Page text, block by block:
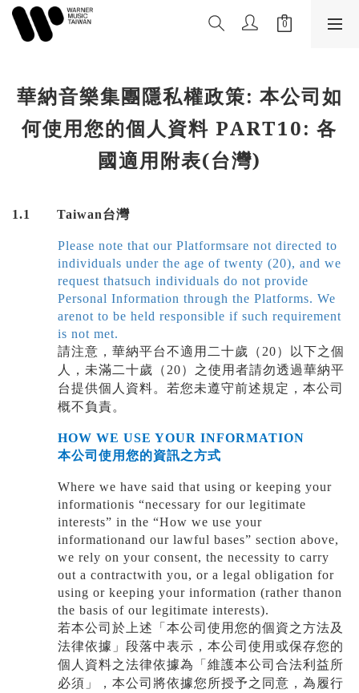
華納音樂集團隱私權政策: 本公司如
何使用您的個人資料 PART10: 各
國適用附表(台灣)
1.1 Taiwan台灣
Please note that our Platformsare not directed to
individuals under the age of twenty (20), and we
request thatsuch individuals do not provide
Personal Information through the Platforms. We
arenot to be held responsible if such requirement
is not met.
請注意，華納平台不適用二十歲（ 20）以下之個
人，未滿二十歲（ 20）之使用者請勿透過華納平
台提供個人資料。若您未遵守前述規定，本公司
概不負責。
HOW WE USE YOUR INFORMATION
本公司使用您的資訊之方式
Where we have said that using or keeping your
informationis “necessary for our legitimate
interests” in the “How we use your
informationand our lawful bases” section above,
we rely on your consent, the necessity to carry
out a contractwith you, or a legal obligation for
using or keeping your information (rather thanon
the basis of our legitimate interests).
若本公司於上述「本公司使用您的個資之方法及
法律依據」段落中表示，本公司使用或保存您的
個人資料之法律依據為「維護本公司合法利益所
必須」，本公司將依據您所授予之同意，為履行